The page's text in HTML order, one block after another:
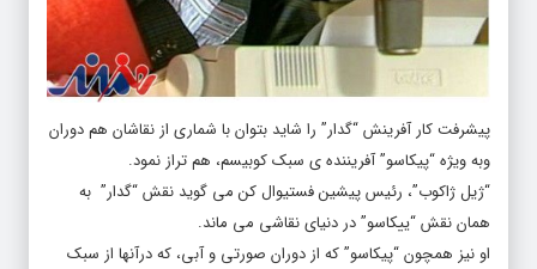
پیشرفت کار آفرینش “گدار” را شاید بتوان با شماری از نقاشان هم دوران
وبه ویژه “پیکاسو” آفریننده ی سبک کوبیسم، هم تراز نمود.
“ژیل ژاکوب”، رئیس پیشین فستیوال کن می گوید نقش “گدار” به
همان نقش “ییکاسو” در دنیای نقاشی می ماند.
او نیز همچون “پیکاسو” که از دوران صورتی و آبی، که درآنها از سبک